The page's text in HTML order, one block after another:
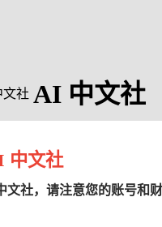
AI 中文社
中文社
文社，请注意您的账号和